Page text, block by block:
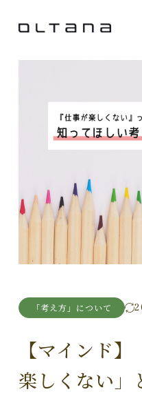
「考え方」について
【マインド
楽しくない」